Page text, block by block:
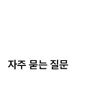
자주 묻는 질문